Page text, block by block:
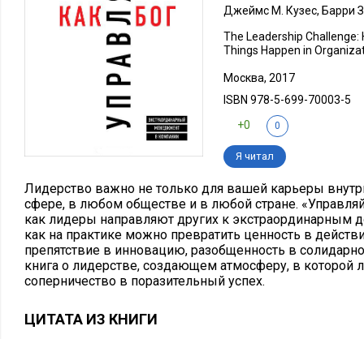
Джеймс М. Кузес, Барри
The Leadership
Things Happen in
Москва, 2017
ISBN 978-5-699-70003-5
+0
0
Я читал
Лидерство важно не только для вашей карьеры
сфере, в любом обществе и в любой стране.
как лидеры направляют других к экстраординарным
как на практике можно превратить ценность в
препятствие в инновацию, разобщенность в
книга о лидерстве, создающем атмосферу, в
соперничество в поразительный успех.
ЦИТАТА ИЗ КНИГИ